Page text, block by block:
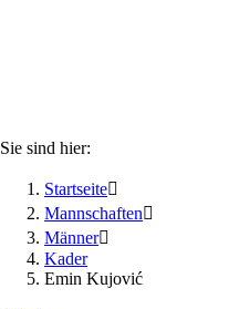
Sie sind hier:
Startseite
Mannschaften
Männer
Kader
Emin Kujović